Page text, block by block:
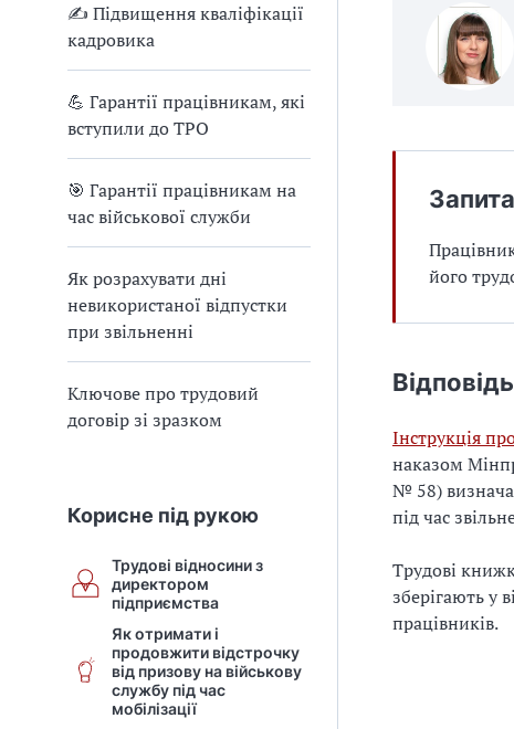
✍ Підвищення кваліфікації
кадровика
💪 Гарантії працівникам, які
вступили до ТРО
🎯 Гарантії працівникам на
час військової служби
Як розрахувати дні
невикористаної відпустки
при звільненні
Ключове про трудовий
договір зі зразком
Корисне під рукою
Трудові відносини з
директором
підприємства
Як отримати і
продовжити відстрочку
від призову на військову
службу під час
мобілізації
його
Відповідь
Інструкція
наказом
№ 58)
під час
Трудові
зберігають у
працівників.